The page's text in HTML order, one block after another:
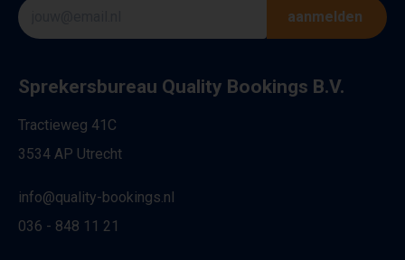
aanmelden
Sprekersbureau Quality Bookings B.V.
Tractieweg 41C
3534 AP Utrecht
info@quality-bookings.nl
036 - 848 11 21